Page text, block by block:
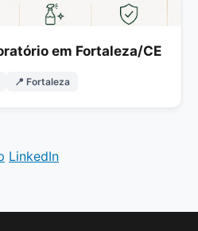
em Fortaleza/CE
📍 Fortaleza
LinkedIn